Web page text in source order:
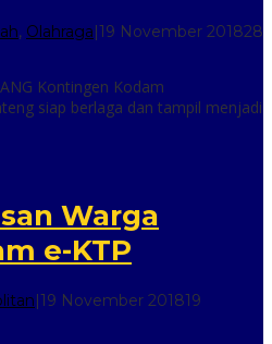
, Olahraga|19 November 201828
Kontingen Kodam
siap berlaga dan tampil menjadi
Warga
e-KTP
19 November 201819